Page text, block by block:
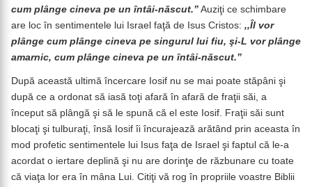
cum plânge cineva pe un întâi-născut.” Auziţi ce schimbare
are loc în sentimentele lui Israel faţă de Isus Cristos: ,,Îl vor
plânge cum plânge cineva pe singurul lui fiu, şi-L vor plânge
amarnic, cum plânge cineva pe un întâi-născut.”
După această ultimă încercare Iosif nu se mai poate stăpâni şi
după ce a ordonat să iasă toţi afară în afară de fraţii săi, a
început să plângă şi să le spună că el este Iosif. Fraţii săi sunt
blocaţi şi tulburaţi, însă Iosif îi încurajează arătând prin aceasta în
mod profetic sentimentele lui Isus faţa de Israel şi faptul că le-a
acordat o iertare deplină şi nu are dorinţe de răzbunare cu toate
că viaţa lor era în mâna Lui. Citiţi vă rog în propriile voastre Biblii